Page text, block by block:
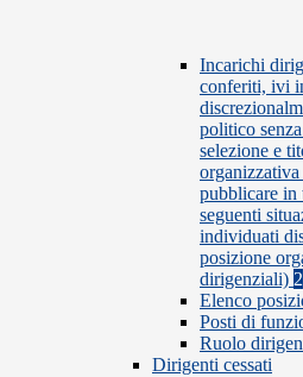
Incarichi
conferiti, ivi
politico
selezione e
pubblicare in
seguenti
individuati
posizione
dirigenziali) 2
Elenco
Posti di
Ruolo
Dirigenti cessati